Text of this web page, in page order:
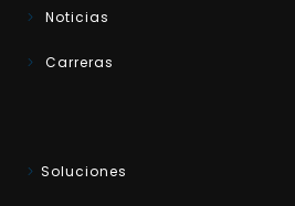
Noticias
Carreras
Soluciones